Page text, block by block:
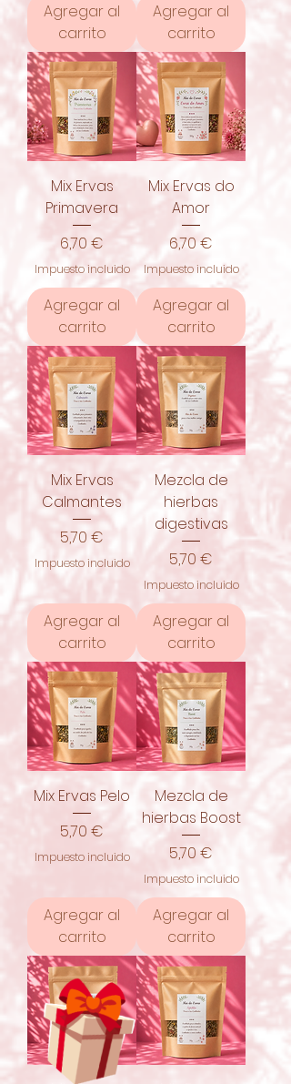
Agregar al
carrito
Agregar al
carrito
Mix Ervas
Primavera
Precio
6,70 €
Impuesto incluido
Agregar al
carrito
Mix Ervas do
Amor
Precio
6,70 €
Impuesto incluido
Agregar al
carrito
Mix Ervas
Calmantes
Precio
5,70 €
Impuesto incluido
Agregar al
carrito
Mezcla de
hierbas
digestivas
Precio
5,70 €
Impuesto incluido
Agregar al
carrito
Mix Ervas Pelo
Precio
5,70 €
Impuesto incluido
Agregar al
carrito
Mezcla de
hierbas Boost
Precio
5,70 €
Impuesto incluido
Agregar al
carrito